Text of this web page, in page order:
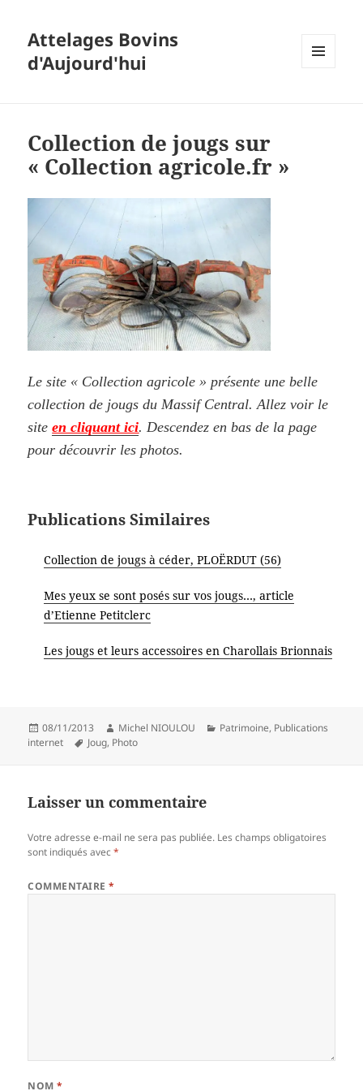
Attelages Bovins
d'Aujourd'hui
Collection de jougs sur
« Collection agricole.fr »
Le site « Collection agricole » présente une belle
collection de jougs du Massif Central. Allez voir le
siteen cliquant ici. Descendez en bas de la page
pour découvrir les photos.
Publications Similaires
Collection de jougs à céder, PLOËRDUT (56)
Mes yeux se sont posés sur vos jougs…, article
d’Etienne Petitclerc
Les jougs et leurs accessoires en Charollais Brionnais
Publié
le
08/11/2013 Auteur
Michel NIOULOU Catégories
Patrimoine, Publications
internet
Mots-
Joug, Photo
Laisser un commentaire
Votre adresse e-mail ne sera pas publiée. Les champs obligatoires
sont indiqués avec*
COMMENTAIRE*
NOM*